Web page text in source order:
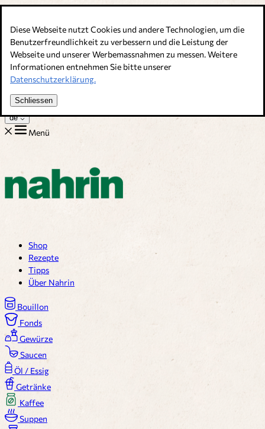
Diese Webseite nutzt Cookies und andere Technologien, um die
Benutzerfreundlichkeit zu verbessern und die Leistung der
Webseite und unserer Werbemassnahmen zu messen. Weitere
Informationen entnehmen Sie bitte unserer
Datenschutzerklärung.
Schliessen
Bouillons, Gewürze & Nahrungsergänzung. Schweizer Qualität
Kundenservice
Rezepte
Tipps
Über uns
Jobs
de
Menü
Shop
Rezepte
Tipps
Über Nahrin
Bouillon
Fonds
Gewürze
Saucen
Öl / Essig
Getränke
Kaffee
Suppen